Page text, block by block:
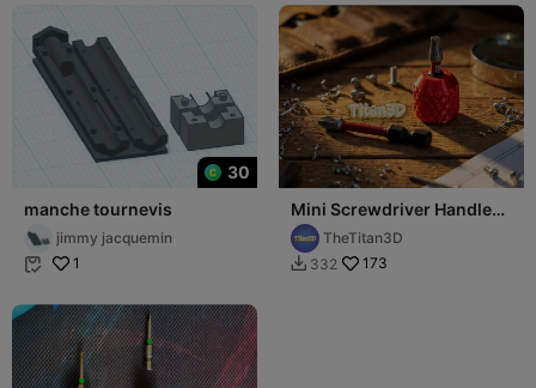
30
manche tournevis
jimmy jacquemin
 1
Mini Screwdriver Handle
for 1/4" Hex Bits
TheTitan3D
 332 173